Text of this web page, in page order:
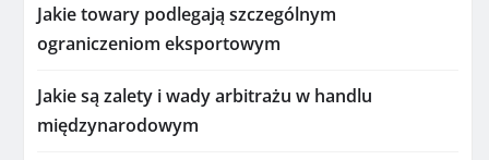
Jakie towary podlegają szczególnym
ograniczeniom eksportowym
Jakie są zalety i wady arbitrażu w handlu
międzynarodowym